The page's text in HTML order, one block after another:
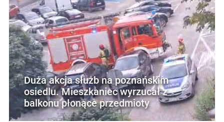
Duża akcja służb na poznańskim
osiedlu. Mieszkaniec wyrzucał z
balkonu płonące przedmioty